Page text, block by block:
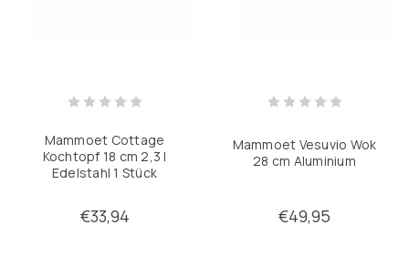
Mammoet Cottage
Kochtopf 18 cm 2,3 l
Edelstahl 1 Stück
€33,94
Mammoet Vesuvio Wok
28 cm Aluminium
€49,95